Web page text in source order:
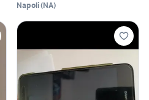
Napoli(NA)